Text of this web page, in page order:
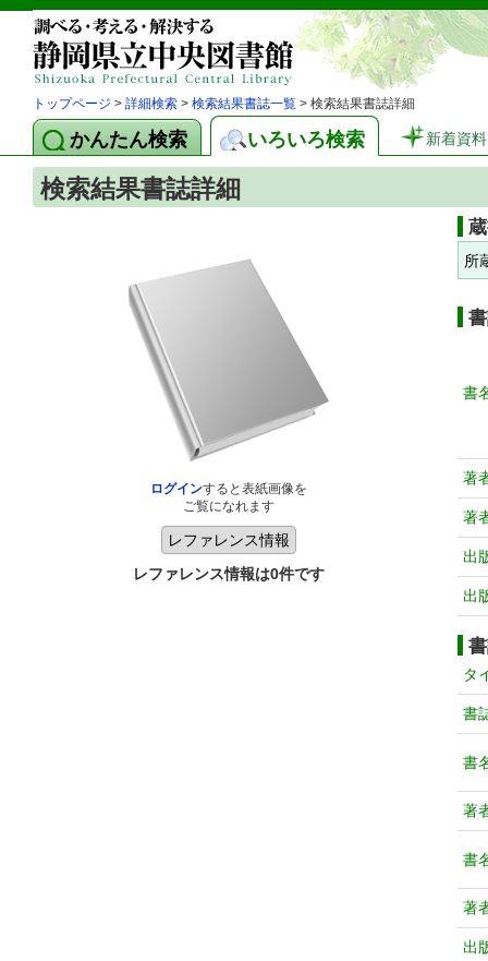
トップページ > 詳細検索 > 検索結果書誌一覧 > 検索結果書誌詳細
かんたん検索 いろいろ検索 新着資料
検索結果書誌詳細
ログインすると表紙画像を
ご覧になれます
レファレンス情報は0件です
所
書
著
著
出
出
タ
書
書
著
書
著
出